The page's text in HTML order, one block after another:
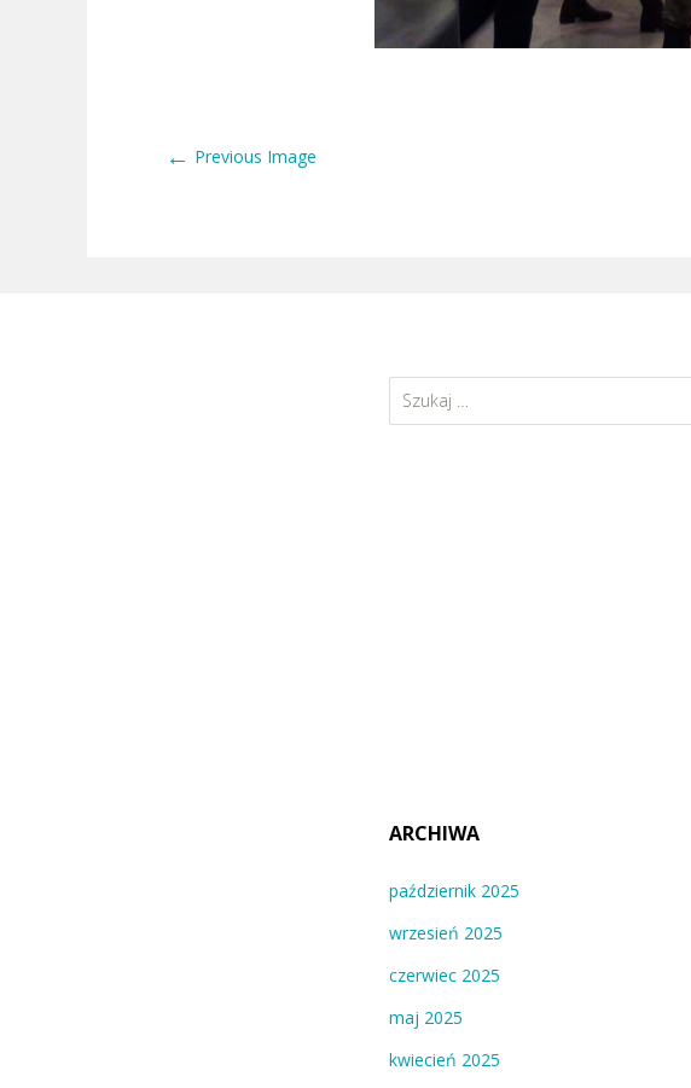
← Previous Image
Szukaj:
ARCHIWA
październik 2025
wrzesień 2025
czerwiec 2025
maj 2025
kwiecień 2025